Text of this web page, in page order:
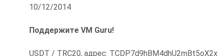
10/12/2014
Поддержите VM Guru!
USDT / TRC20, адрес: